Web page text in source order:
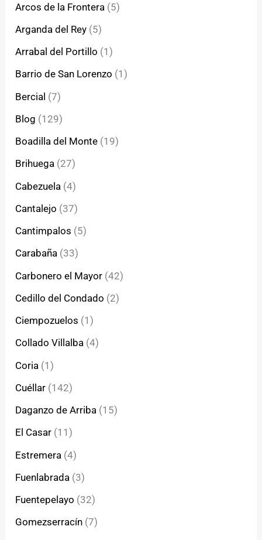
Arcos de la Frontera (5)
Arganda del Rey (5)
Arrabal del Portillo (1)
Barrio de San Lorenzo (1)
Bercial (7)
Blog (129)
Boadilla del Monte (19)
Brihuega (27)
Cabezuela (4)
Cantalejo (37)
Cantimpalos (5)
Carabaña (33)
Carbonero el Mayor (42)
Cedillo del Condado (2)
Ciempozuelos (1)
Collado Villalba (4)
Coria (1)
Cuéllar (142)
Daganzo de Arriba (15)
El Casar (11)
Estremera (4)
Fuenlabrada (3)
Fuentepelayo (32)
Gomezserracín (7)